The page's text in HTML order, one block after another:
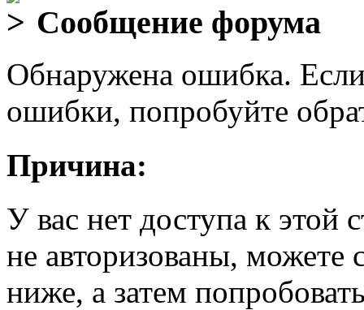
Сообщение форума
Обнаружена ошибка.
ошибки, попробуйте
Причина:
У вас нет доступа к
не авторизованы, можете
ниже, а затем